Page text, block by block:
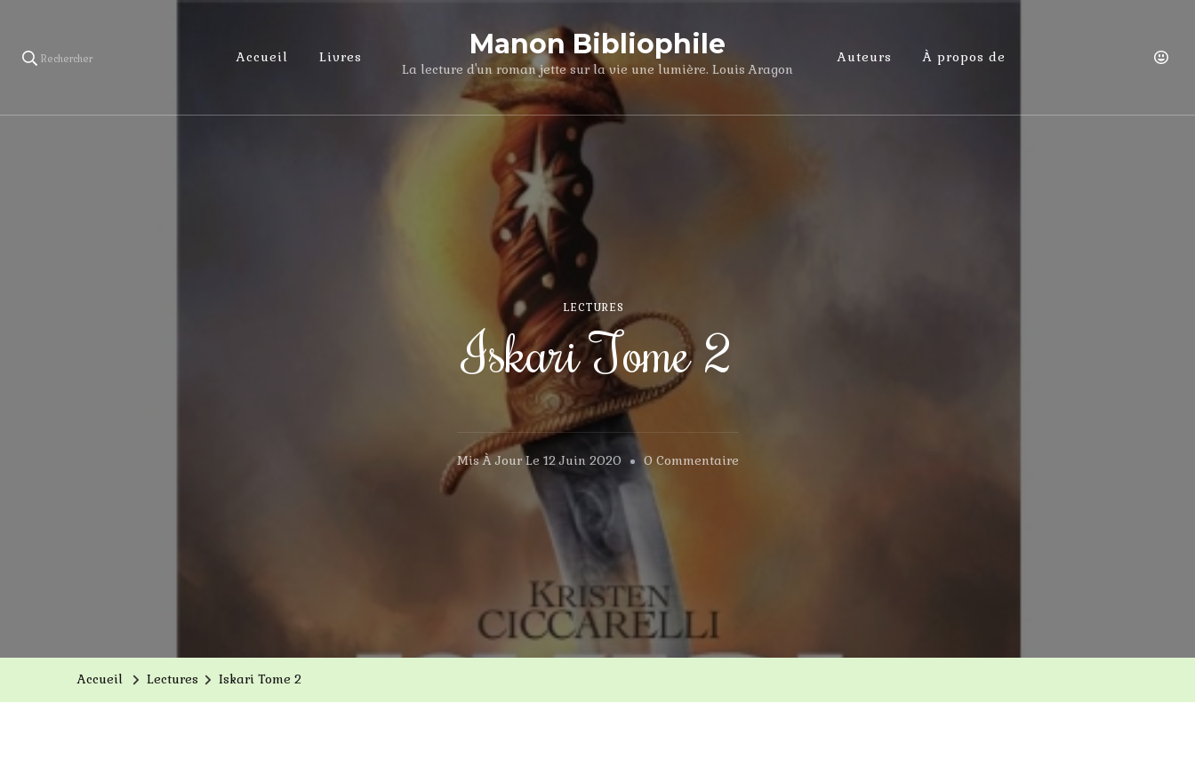
Rechercher Accueil Livres Manon Bibliophile
La lecture d'un roman jette sur la vie une lumière. Louis Aragon
Auteurs À propos de
LECTURES
Iskari Tome 2
Mis À Jour Le 12 Juin 2020 0 CommentaireSur
Accueil Lectures Iskari Tome 2